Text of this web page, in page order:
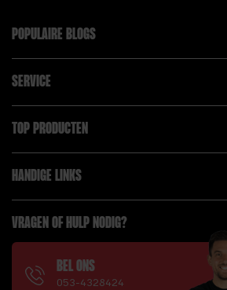
POPULAIRE BLOGS
SERVICE
TOP PRODUCTEN
HANDIGE LINKS
VRAGEN OF HULP NODIG?
BEL ONS
053-4328424